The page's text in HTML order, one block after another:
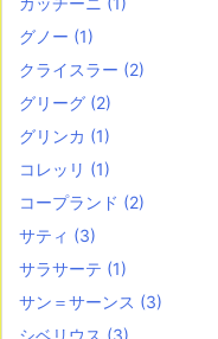
グノー (1)
クライスラー (2)
グリーグ (2)
グリンカ (1)
コレッリ (1)
コープランド (2)
サティ (3)
サラサーテ (1)
サン＝サーンス (3)